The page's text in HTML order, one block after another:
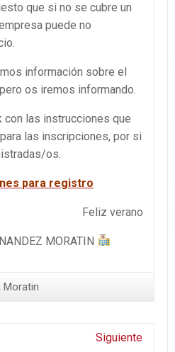
que si no se cubre un
puede no
información sobre el
os iremos informando.
con las instrucciones que
las inscripciones, por si
os.
para registro
Feliz verano
MORATIN
Moratin
Siguiente